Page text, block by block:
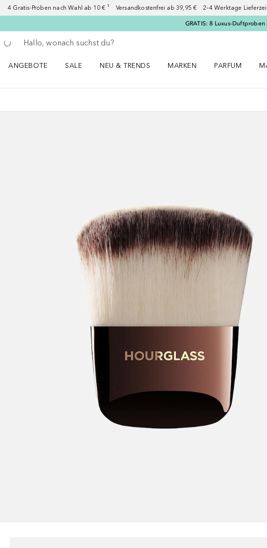
4 Gratis-Proben nach Wahl ab 10 € ¹ Versandkostenfrei ab 39,95 € 2–4 Werktage
GRATIS: 8 Luxus-
Gehe zurück
Suche ausführen
ANGEBOTE
SALE
NEU & TRENDS
MARKEN
PARFUM